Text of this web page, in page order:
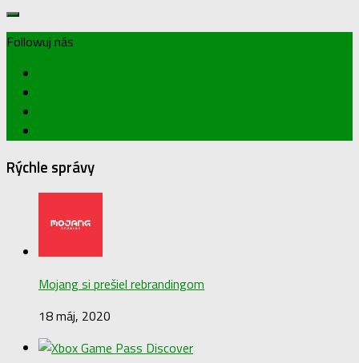
Followuj nás
Rýchle správy
Mojang si prešiel rebrandingom
18 máj, 2020